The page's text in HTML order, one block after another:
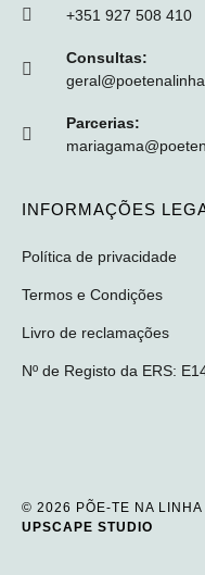
+351 927 508 410
Consultas:
Parcerias:
INFORMAÇÕES
Política de privacidade
Termos e Condições
Livro de reclamações
Nº de Registo da ERS:
© 2026 PÕE-TE NA LINHA
UPSCAPE STUDIO